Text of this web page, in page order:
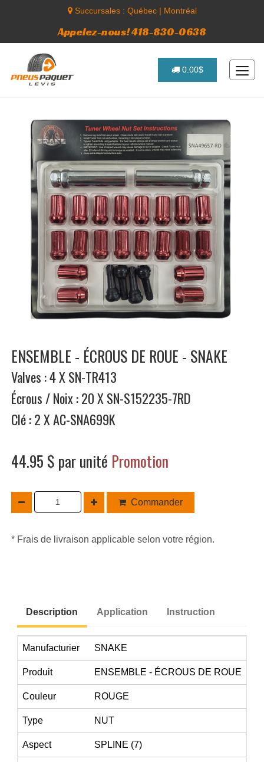
Succursales : Québec| Montréal
Appelez-nous! 418-830-0638
0.00$
ENSEMBLE - ÉCROUS DE ROUE - SNAKE
Valves : 4 X SN-TR413
Écrous / Noix : 20 X SN-S152235-7RD
Clé : 2 X AC-SNA699K
44.95 $ par unité Promotion
Commander
* Frais de livraison applicable selon votre région.
Description Application Instruction
Manufacturier SNAKE
Produit ENSEMBLE - ÉCROUS DE ROUE
Couleur ROUGE
Type NUT
Aspect SPLINE (7)